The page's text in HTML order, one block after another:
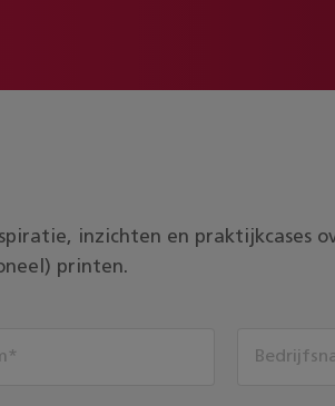
inzichten en praktijkcases
printen.